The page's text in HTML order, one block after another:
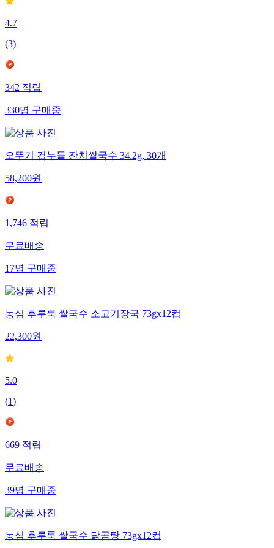
4.7
(3)
342 적립
330명 구매중
오뚜기 컵누들 잔치쌀국수 34.2g, 30개
58,200원
1,746 적립
무료배송
17명 구매중
농심 후루룩 쌀국수 소고기장국 73gx12컵
22,300원
5.0
(1)
669 적립
무료배송
39명 구매중
농심 후루룩 쌀국수 닭곰탕 73gx12컵